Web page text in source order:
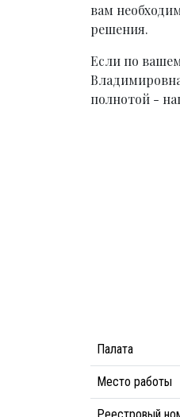
вам
решения.
Если по
полнотой -
Палата
Место работы